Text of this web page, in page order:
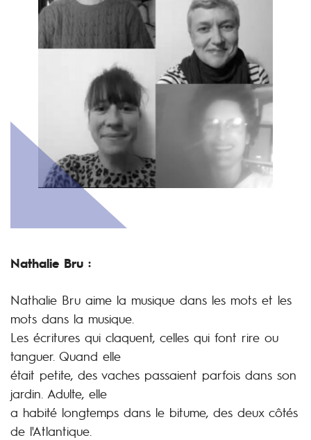
Nathalie Bru :
Nathalie Bru aime la musique dans les mots et les
mots dans la musique.
Les écritures qui claquent, celles qui font rire ou
tanguer. Quand elle
était petite, des vaches passaient parfois dans son
jardin. Adulte, elle
a habité longtemps dans le bitume, des deux côtés
de l'Atlantique.